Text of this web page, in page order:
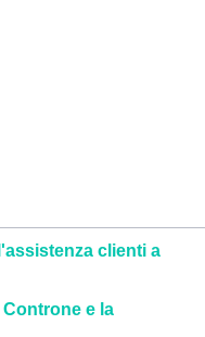
clienti a
e la